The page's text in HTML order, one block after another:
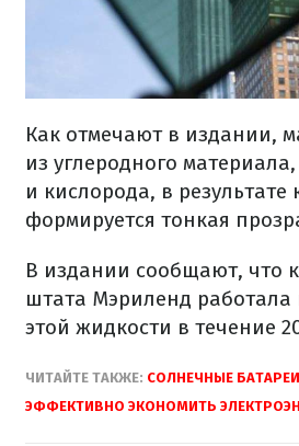
Как отмечают в издании,
из углеродного
и кислорода, в результате
формируется тонкая
В издании сообщают, что
штата Мэриленд работала
этой жидкости в течение
ЧИТАЙТЕ ТАКЖЕ: СОЛНЕЧНЫЕ
ЭФФЕКТИВНО ЭКОНОМИТЬ